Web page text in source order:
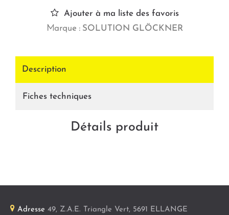
Ajouter à ma liste des favoris
Marque : SOLUTION GLÖCKNER
Description
Fiches techniques
Détails produit
Adresse 49, Z.A.E. Triangle Vert, 5691 ELLANGE